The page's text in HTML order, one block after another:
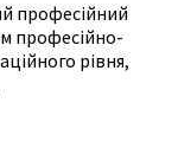
професійний
професійно-
рівня,